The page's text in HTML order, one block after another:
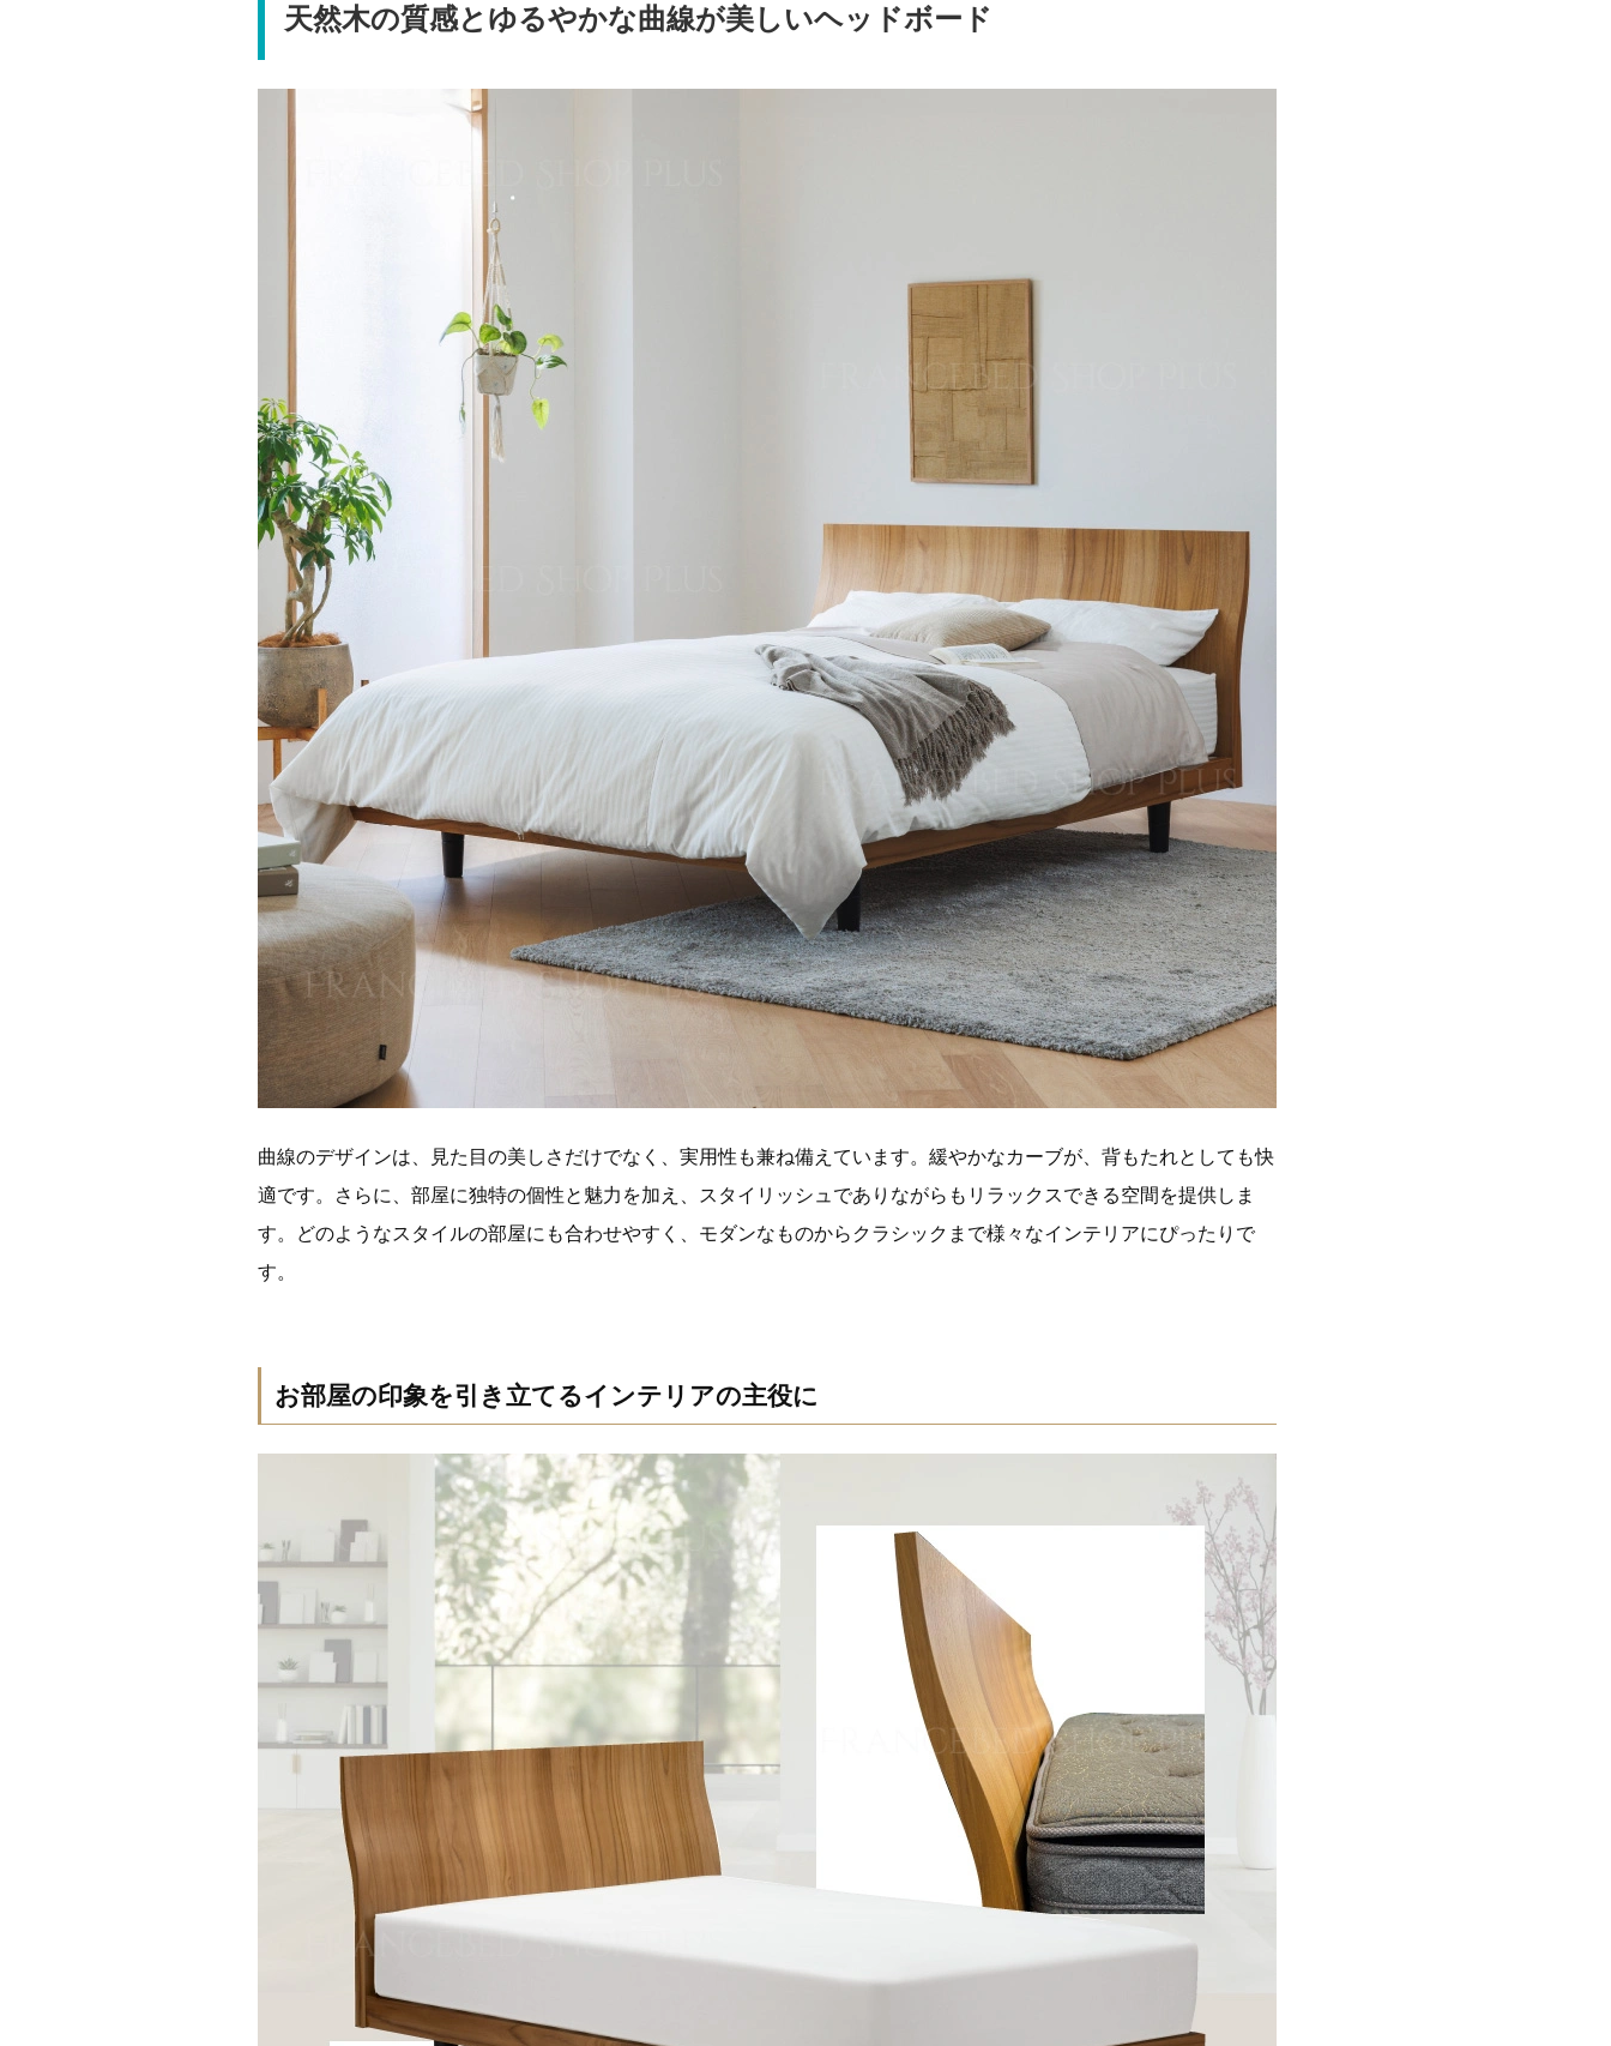
天然木の質感とゆるやかな曲線が美しいヘッドボード
曲線のデザインは、見た目の美しさだけでなく、実用性も兼ね備えています。緩やかなカーブが、背もたれとしても快
適です。さらに、部屋に独特の個性と魅力を加え、スタイリッシュでありながらもリラックスできる空間を提供しま
す。どのようなスタイルの部屋にも合わせやすく、モダンなものからクラシックまで様々なインテリアにぴったりで
す。
お部屋の印象を引き立てるインテリアの主役に